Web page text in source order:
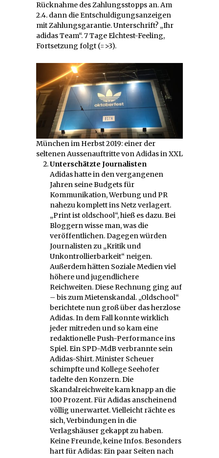
Rücknahme des Zahlungsstopps an. Am
2.4. dann die Entschuldigungsanzeigen
mit Zahlungsgarantie. Unterschrift? „Ihr
adidas Team“. 7 Tage Elchtest-Feeling,
Fortsetzung folgt (=>3).
München im Herbst 2019: einer der
seltenen Aussenauftritte von Adidas in XXL
Unterschätzte Journalisten
Adidas hatte in den vergangenen
Jahren seine Budgets für
Kommunikation, Werbung und PR
nahezu komplett ins Netz verlagert.
„Print ist oldschool“, hieß es dazu. Bei
Bloggern wisse man, was die
veröffentlichen. Dagegen würden
Journalisten zu „Kritik und
Unkontrollierbarkeit“ neigen.
Außerdem hätten Soziale Medien viel
höhere und jugendlichere
Reichweiten. Diese Rechnung ging auf
– bis zum Mietenskandal. „Oldschool“
berichtete nun groß über das herzlose
Adidas. In dem Fall konnte wirklich
jeder mitreden und so kam eine
redaktionelle Push-Performance ins
Spiel. Ein SPD-MdB verbrannte sein
Adidas-Shirt. Minister Scheuer
schimpfte und Kollege Seehofer
tadelte den Konzern. Die
Skandalreichweite kam knapp an die
100 Prozent. Für Adidas anscheinend
völlig unerwartet. Vielleicht rächte es
sich, Verbindungen in die
Verlagshäuser gekappt zu haben.
Keine Freunde, keine Infos. Besonders
hart für Adidas: Ein paar Seiten nach